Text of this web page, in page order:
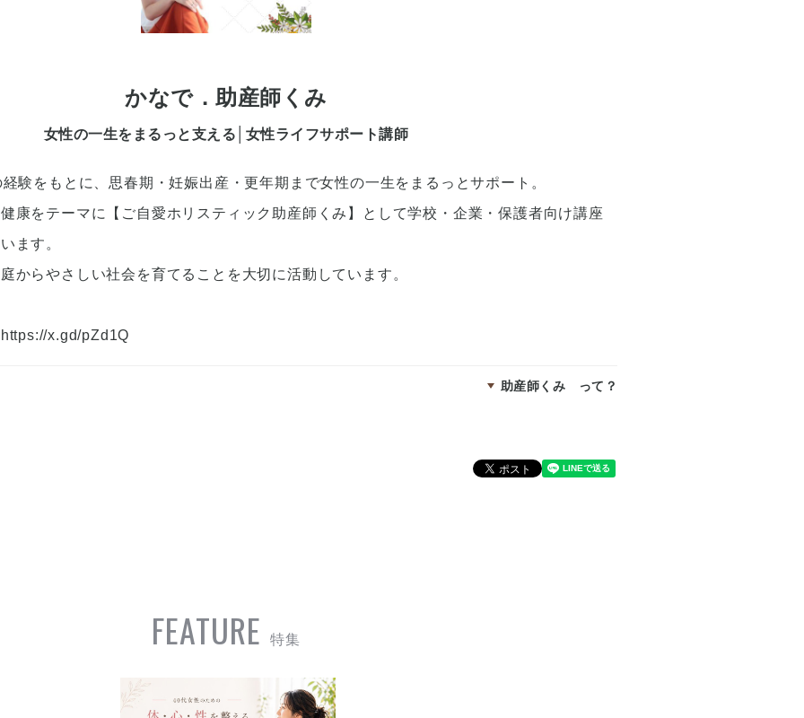
かなで．助産師くみ
女性の一生をまるっと支える│女性ライフサポート講師
験をもとに、思春期・妊娠出産・更年期まで女性の一生をまるっとサポート。
康をテーマに【ご自愛ホリスティック助産師くみ】として学校・企業・保護者向け講座
ます。
からやさしい社会を育てることを大切に活動しています。
https://x.gd/pZd1Q
助産師くみ って？
FEATURE